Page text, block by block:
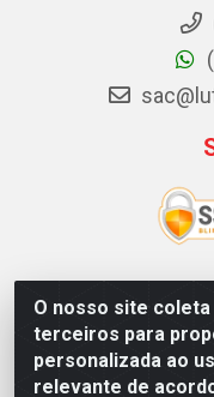
O nosso site
terceiros para
personalizada ao
relevante de
Lutan Distribuidora
Itinga - Lauro de